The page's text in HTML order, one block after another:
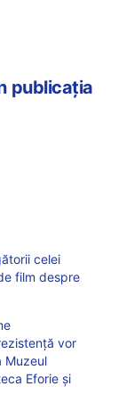
publicația
celei
film despre
vor
Muzeul
Eforie și